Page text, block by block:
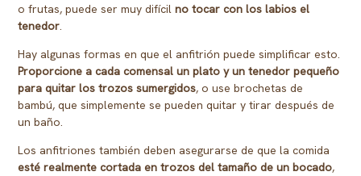
o frutas, puede ser muy difícil no tocar con los labios el
tenedor
Hay algunas formas en que el anfitrión puede simplificar esto.
Proporcione a cada comensal un plato y un tenedor pequeño
para quitar los trozos sumergidos, o use brochetas de
bambú, que simplemente se pueden quitar y tirar después de
un baño.
Los anfitriones también deben asegurarse de que la comida
esté realmente cortada en trozos del tamaño de un bocado,